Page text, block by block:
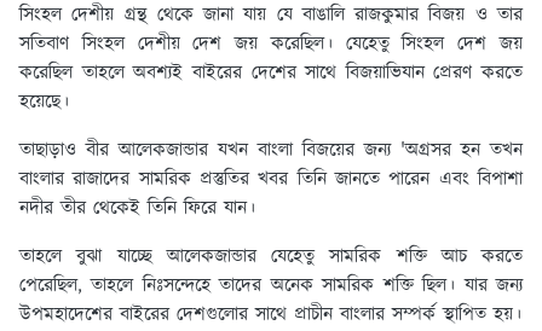
সিংহল দেশীয় গ্রন্থ থেকে জানা যায় যে বাঙালি রাজকুমার বিজয় ও তার
সতিবাণ সিংহল দেশীয় দেশ জয় করেছিল। যেহেতু সিংহল দেশ জয়
করেছিল তাহলে অবশ্যই বাইরের দেশের সাথে বিজয়াভিযান প্রেরণ করতে
হয়েছে।
তাছাড়াও বীর আলেকজান্ডার যখন বাংলা বিজয়ের জন্য 'অগ্রসর হন তখন
বাংলার রাজাদের সামরিক প্রস্তুতির খবর তিনি জানতে পারেন এবং বিপাশা
নদীর তীর থেকেই তিনি ফিরে যান।
তাহলে বুঝা যাচ্ছে আলেকজান্ডার যেহেতু সামরিক শক্তি আচ করতে
পেরেছিল, তাহলে নিঃসন্দেহে তাদের অনেক সামরিক শক্তি ছিল। যার জন্য
উপমহাদেশের বাইরের দেশগুলোর সাথে প্রাচীন বাংলার সম্পর্ক স্থাপিত হয়।